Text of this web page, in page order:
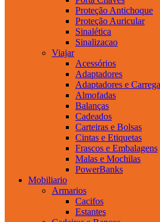
Proteção Antichoque
Proteção Auricular
Sinalética
Sinalizacao
Viajar
Acessórios
Adaptadores
Adaptadores e
Almofadas
Balanças
Cadeados
Carteiras e Bolsas
Cintas e Etiquetas
Frascos e Embalagens
Malas e Mochilas
PowerBanks
Mobiliario
Armarios
Cacifos
Estantes